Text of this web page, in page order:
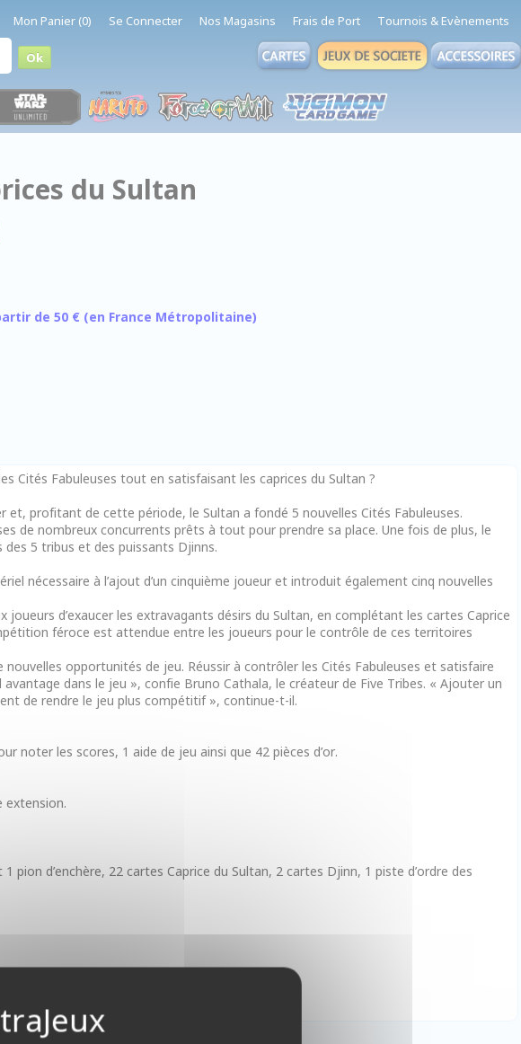
Mon Panier (0) Se Connecter Nos Magasins Frais de Port Tournois & Evènements
du Sultan
de 50 € (en France Métropolitaine)
Cités Fabuleuses tout en satisfaisant les caprices du Sultan ?
et, profitant de cette période, le Sultan a fondé 5 nouvelles Cités Fabuleuses.
de nombreux concurrents prêts à tout pour prendre sa place. Une fois de plus, le
5 tribus et des puissants Djinns.
nécessaire à l’ajout d’un cinquième joueur et introduit également cinq nouvelles
joueurs d’exaucer les extravagants désirs du Sultan, en complétant les cartes Caprice
féroce est attendue entre les joueurs pour le contrôle de ces territoires
nouvelles opportunités de jeu. Réussir à contrôler les Cités Fabuleuses et satisfaire
dans le jeu », confie Bruno Cathala, le créateur de Five Tribes. « Ajouter un
de rendre le jeu plus compétitif », continue-t-il.
noter les scores, 1 aide de jeu ainsi que 42 pièces d’or.
extension.
pion d’enchère, 22 cartes Caprice du Sultan, 2 cartes Djinn, 1 piste d’ordre des